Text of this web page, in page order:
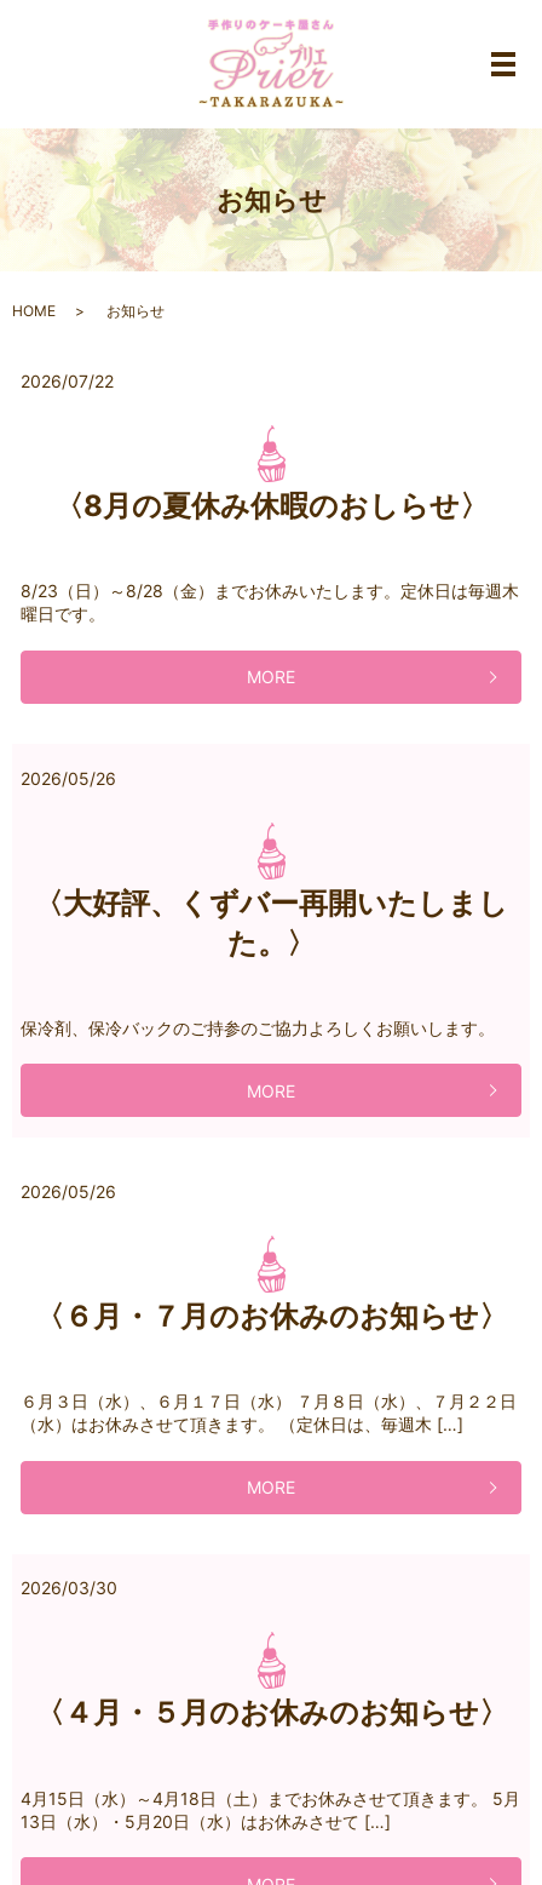
メ
お知らせ
HOME お知らせ
2026/07/22
〈8月の夏休み休暇のおしらせ〉
8/23（日）～8/28（金）までお休みいたします。定休日は毎週木
曜日です。
MORE
2026/05/26
〈大好評、くずバー再開いたしまし
た。〉
保冷剤、保冷バックのご持参のご協力よろしくお願いします。
MORE
2026/05/26
〈６月・７月のお休みのお知らせ〉
６月３日（水）、６月１７日（水） ７月８日（水）、７月２２日
（水）はお休みさせて頂きます。 （定休日は、毎週木 […]
MORE
2026/03/30
〈４月・５月のお休みのお知らせ〉
4月15日（水）～4月18日（土）までお休みさせて頂きます。 5月
13日（水）・5月20日（水）はお休みさせて […]